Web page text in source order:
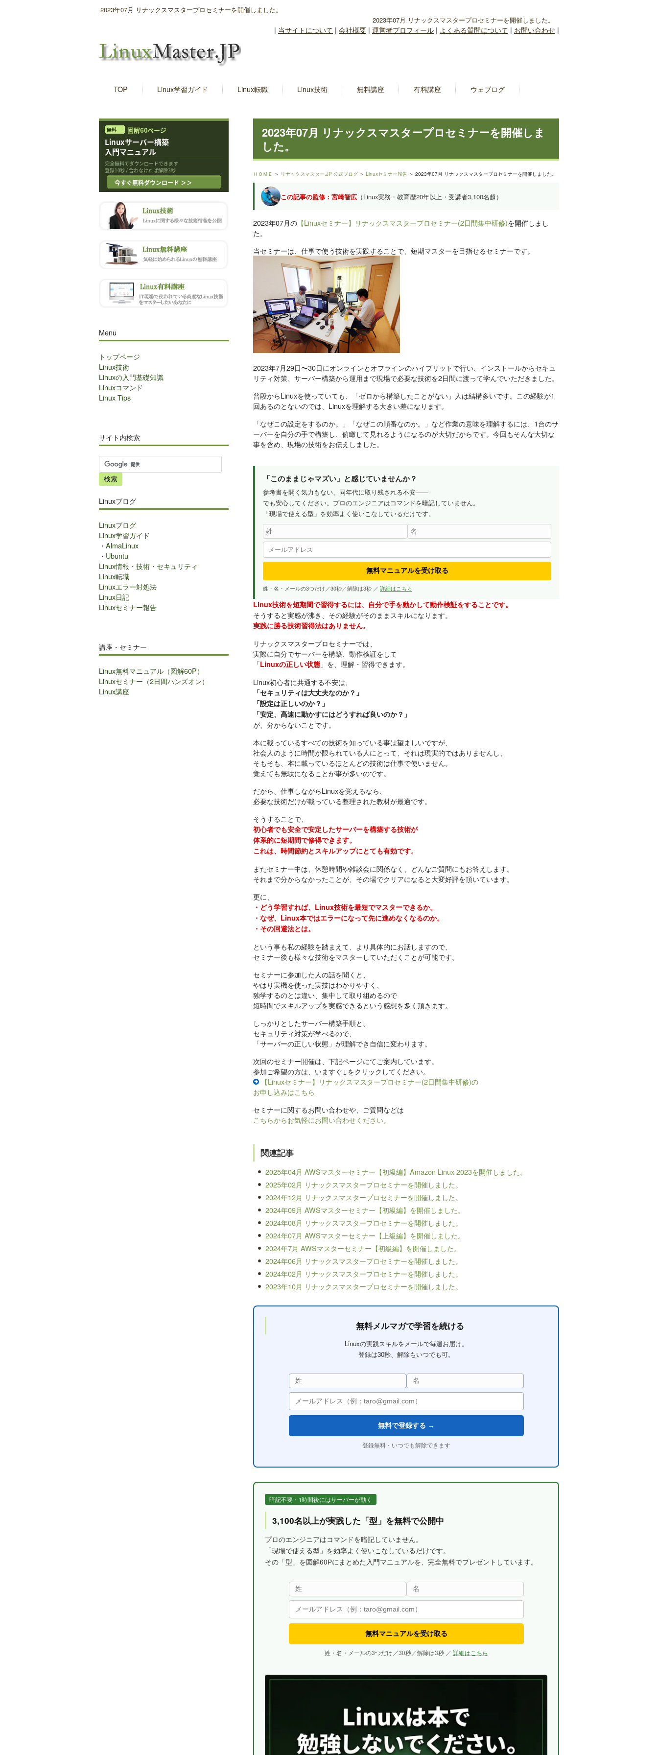
2023年07月 リナックスマスタープロセミナーを開催しました。
2023年07月 リナックスマスタープロセミナーを開催しました。
| 当サイトについて | 会社概要 | 運営者プロフィール | よくある質問について | お問い合わせ |
TOP Linux学習ガイド Linux転職 Linux技術 無料講座 有料講座 ウェブログ
2023年07月 リナックスマスタープロセミナーを開催しま
した。
ＨＯＭＥ ＞ リナックスマスター.JP 公式ブログ ＞ Linuxセミナー報告 ＞ 2023年07月 リナックスマスタープロセミナーを開催しました。
この記事の監修：宮崎智広（Linux実務・教育歴20年以上・受講者3,100名超）
2023年07月の 【Linuxセミナー】リナックスマスタープロセミナー(2日間集中研修)を開催しまし
た。
当セミナーは、仕事で使う技術を実践することで、短期マスターを目指せるセミナーです。
2023年7月29日〜30日にオンラインとオフラインのハイブリットで行い、インストールからセキュ
リティ対策、サーバー構築から運用まで現場で必要な技術を2日間に渡って学んでいただきました。
普段からLinuxを使っていても、「ゼロから構築したことがない」人は結構多いです。この経験が1
回あるのとないのでは、Linuxを理解する大きい差になります。
「なぜこの設定をするのか。」「なぜこの順番なのか。」など作業の意味を理解するには、1台のサ
ーバーを自分の手で構築し、俯瞰して見れるようになるのが大切だからです。今回もそんな大切な
事を含め、現場の技術をお伝えしました。
「このままじゃマズい」と感じていませんか？
参考書を開く気力もない、同年代に取り残される不安——
でも安心してください。プロのエンジニアはコマンドを暗記していません。
「現場で使える型」を効率よく使いこなしているだけです。
無料マニュアルを受け取る
姓・名・メールの3つだけ／30秒／解除は3秒 ／ 詳細はこちら
Linux技術を短期間で習得するには、自分で手を動かして動作検証をすることです。
そうすると実感が沸き、その経験がそのままスキルになります。
実践に勝る技術習得法はありません。
リナックスマスタープロセミナーでは、
実際に自分でサーバーを構築、動作検証をして
「Linuxの正しい状態 」を、理解・習得できます。
Linux初心者に共通する不安は、
「セキュリティは大丈夫なのか？」
「設定は正しいのか？」
「安定、高速に動かすにはどうすれば良いのか？」
が、分からないことです。
本に載っているすべての技術を知っている事は望ましいですが、
社会人のように時間が限られている人にとって、それは現実的ではありませんし、
そもそも、本に載っているほとんどの技術は仕事で使いません。
覚えても無駄になることが事が多いのです。
だから、仕事しながらLinuxを覚えるなら、
必要な技術だけが載っている整理された教材が最適です。
そうすることで、
初心者でも安全で安定したサーバーを構築する技術が
体系的に短期間で修得できます。
これは、時間節約とスキルアップにとても有効です。
またセミナー中は、休憩時間や雑談会に関係なく、どんなご質問にもお答えします。
それまで分からなかったことが、その場でクリアになると大変好評を頂いています。
更に、
・どう学習すれば、Linux技術を最短でマスターできるか。
・なぜ、Linux本ではエラーになって先に進めなくなるのか。
・その回避法とは。
という事も私の経験を踏まえて、より具体的にお話しますので、
セミナー後も様々な技術をマスターしていただくことが可能です。
セミナーに参加した人の話を聞くと、
やはり実機を使った実技はわかりやすく、
独学するのとは違い、集中して取り組めるので
短時間でスキルアップを実感できるという感想を多く頂きます。
しっかりとしたサーバー構築手順と、
セキュリティ対策が学べるので、
「サーバーの正しい状態」が理解でき自信に変わります。
次回のセミナー開催は、下記ページにてご案内しています。
参加ご希望の方は、いますぐ↓をクリックしてください。
【Linuxセミナー】リナックスマスタープロセミナー(2日間集中研修)の
お申し込みはこちら
セミナーに関するお問い合わせや、ご質問などは
こちらからお気軽にお問い合わせください。
関連記事
2025年04月 AWSマスターセミナー【初級編】Amazon Linux 2023を開催しました。
2025年02月 リナックスマスタープロセミナーを開催しました。
2024年12月 リナックスマスタープロセミナーを開催しました。
2024年09月 AWSマスターセミナー【初級編】を開催しました。
2024年08月 リナックスマスタープロセミナーを開催しました。
2024年07月 AWSマスターセミナー【上級編】を開催しました。
2024年7月 AWSマスターセミナー【初級編】を開催しました。
2024年06月 リナックスマスタープロセミナーを開催しました。
2024年02月 リナックスマスタープロセミナーを開催しました。
2023年10月 リナックスマスタープロセミナーを開催しました。
無料メルマガで学習を続ける
Linuxの実践スキルをメールで毎週お届け。
登録は30秒、解除もいつでも可。
無料で登録する →
登録無料・いつでも解除できます
暗記不要・1時間後にはサーバーが動く
3,100名以上が実践した「型」を無料で公開中
プロのエンジニアはコマンドを暗記していません。
「現場で使える型」を効率よく使いこなしているだけです。
その「型」を図解60Pにまとめた入門マニュアルを、完全無料でプレゼントしています。
無料マニュアルを受け取る
姓・名・メールの3つだけ／30秒／解除は3秒 ／ 詳細はこちら
Menu
トップページ
Linux技術
Linuxの入門基礎知識
Linuxコマンド
Linux Tips
サイト内検索
サ
イ
ト
検
索
Linuxブログ
Linuxブログ
Linux学習ガイド
・ AlmaLinux
・ Ubuntu
Linux情報・技術・セキュリティ
Linux転職
Linuxエラー対処法
Linux日記
Linuxセミナー報告
講座・セミナー
Linux無料マニュアル（図解60P）
Linuxセミナー（2日間ハンズオン）
Linux講座